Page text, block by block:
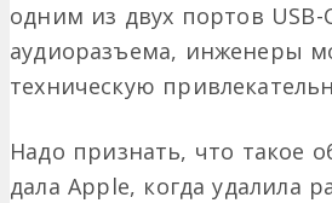
одним из двух портов
аудиоразъема, инженеры
техническую
Надо признать, что такое
дала Apple, когда удалила